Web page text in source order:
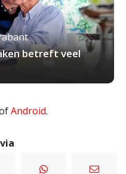
betreft veel
Android.